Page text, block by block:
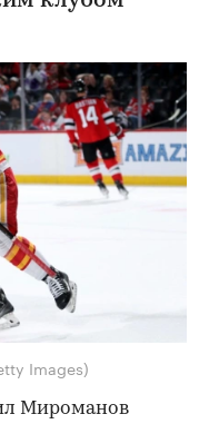
Images)
Мироманов